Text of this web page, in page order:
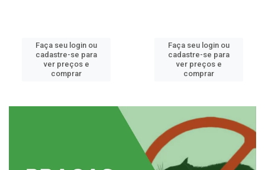
Faça seu login ou
cadastre-se para
ver preços e
comprar
Faça seu login ou
cadastre-se para
ver preços e
comprar